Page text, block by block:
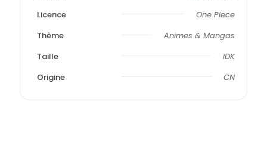
Licence
One Piece
Thème
Animes & Mangas
Taille
IDK
Origine
CN